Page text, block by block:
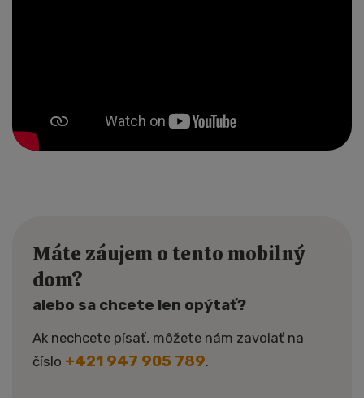
Máte záujem o tento mobilný
dom?
alebo sa chcete len opýtať?
Ak nechcete písať, môžete nám zavolať na
číslo +421 947 905 789.